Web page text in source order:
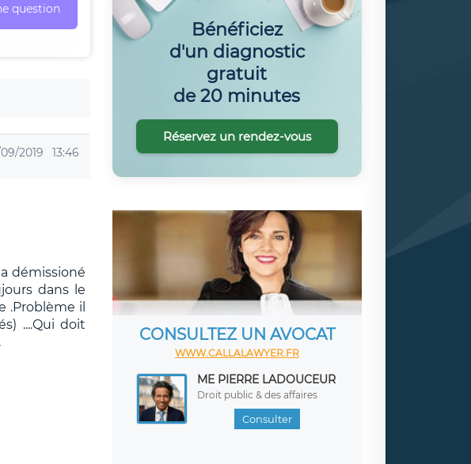
question
2019 13:46
démissioné
dans le
.Problème il
....Qui doit
Bénéficiez
d'un diagnostic
gratuit
de 20 minutes
Réservez un rendez-vous
CONSULTEZ UN AVOCAT
WWW.CALLALAWYER.FR
ME PIERRE LADOUCEUR
Droit public & des affaires
Consulter